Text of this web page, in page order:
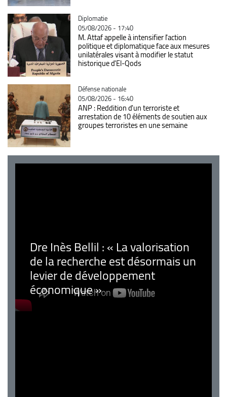
Catégorie
Diplomatie
05/08/2026 - 17:40
M. Attaf appelle à intensifier l'action
politique et diplomatique face aux mesures
unilatérales visant à modifier le statut
historique d'El-Qods
Catégorie
Défense nationale
05/08/2026 - 16:40
ANP : Reddition d'un terroriste et
arrestation de 10 éléments de soutien aux
groupes terroristes en une semaine
Dre Inès Bellil : « La valorisation
de la recherche est désormais un
levier de développement
économique »